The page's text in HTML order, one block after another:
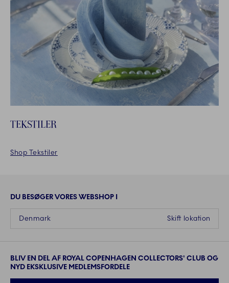
TEKSTILER
Shop Tekstiler
DU BESØGER VORES WEBSHOP I
Skift lokation
Denmark
BLIV EN DEL AF ROYAL COPENHAGEN COLLECTORS' CLUB OG
NYD EKSKLUSIVE MEDLEMSFORDELE